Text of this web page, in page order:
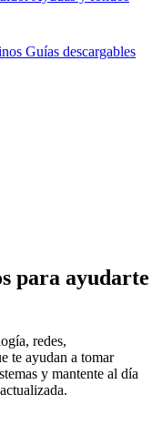
Guías descargables
para ayudarte
redes,
te ayudan a tomar
y mantente al día